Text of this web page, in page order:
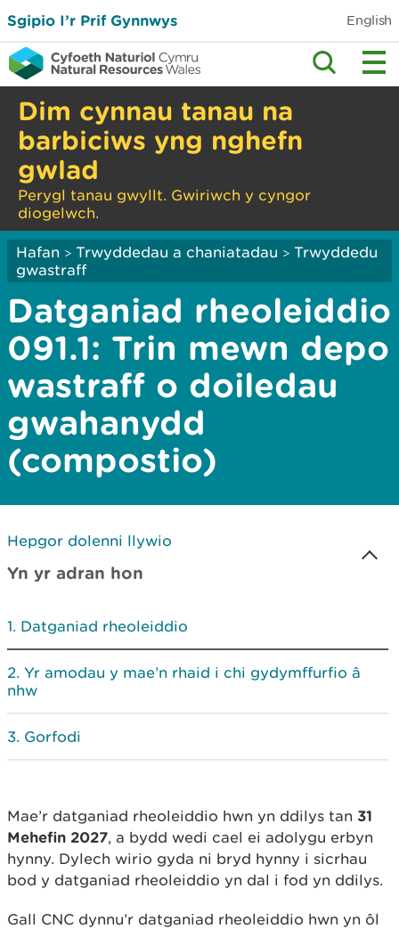
Sgipio I’r Prif Gynnwys English
Dim cynnau tanau na
barbiciws yng nghefn
gwlad
Perygl tanau gwyllt. Gwiriwch y cyngor
diogelwch.
Hafan > Trwyddedau a chaniatadau > Trwyddedu
gwastraff
Datganiad rheoleiddio
091.1: Trin mewn depo
wastraff o doiledau
gwahanydd
(compostio)
Hepgor dolenni llywio
Yn yr adran hon
Datganiad rheoleiddio
Yr amodau y mae’n rhaid i chi gydymffurfio â
nhw
Gorfodi
Mae’r datganiad rheoleiddio hwn yn ddilys tan 31
Mehefin 2027, a bydd wedi cael ei adolygu erbyn
hynny. Dylech wirio gyda ni bryd hynny i sicrhau
bod y datganiad rheoleiddio yn dal i fod yn ddilys.
Gall CNC dynnu’r datganiad rheoleiddio hwn yn ôl